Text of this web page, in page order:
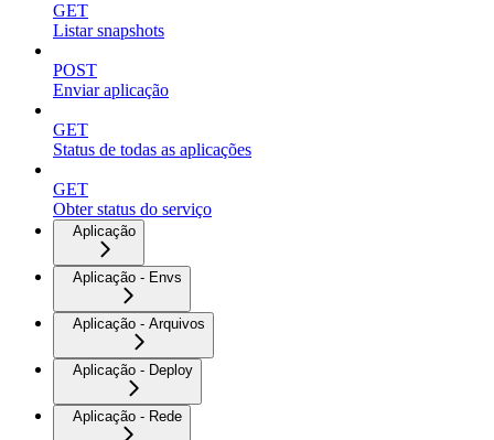
GET
Listar snapshots
POST
Enviar aplicação
GET
Status de todas as aplicações
GET
Obter status do serviço
Aplicação
Aplicação - Envs
Aplicação - Arquivos
Aplicação - Deploy
Aplicação - Rede